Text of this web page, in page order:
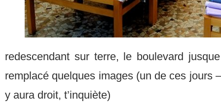
redescendant sur terre, le boulevard
remplacé quelques images (un de ces jours
y aura droit, t’inquiète)